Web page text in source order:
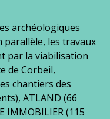
archéologiques
parallèle, les travaux
par la viabilisation
de Corbeil,
chantiers des
ATLAND (66
IMMOBILIER (115